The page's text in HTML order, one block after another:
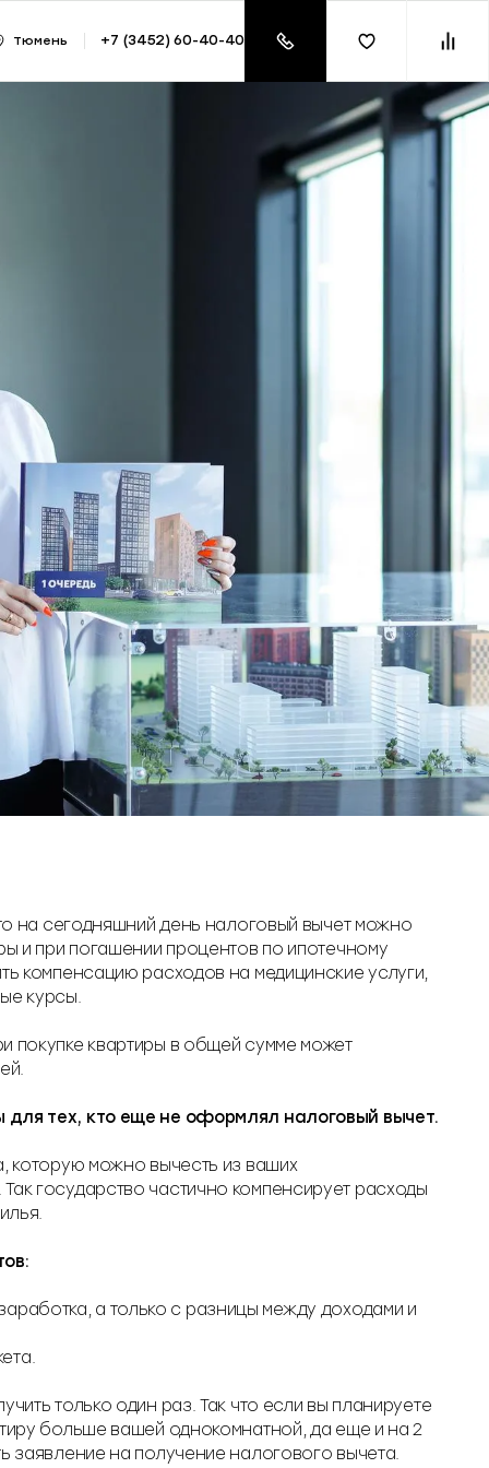
Тюмень +7 (3452) 60-40-40
процентов по ипотечному кредиту. Также можно
расходы граждан на приобретение жилья.
однокомнатной, да еще и на 2 доли, не
расходов на покупку жилья и с учетом
3 млн руб.
имущественного вычета не получится, потому что
стоимость квартиры.
пока не будет исчерпан весь лимит.
уведомления налоговой инспекции. При такой
договора. Подать декларацию можно в любое
До тех пор, пока вся сумма НДФЛ не будет возвращена.
на сегодняшний день налоговый вычет можно
и при погашении процентов по ипотечному
компенсацию расходов на медицинские услуги,
курсы.
покупке квартиры в общей сумме может
тех, кто еще не оформлял налоговый вычет.
которую можно вычесть из ваших
государство частично компенсирует расходы
а только с разницы между доходами и
только один раз. Так что если вы планируете
больше вашей однокомнатной, да еще и на 2
заявление на получение налогового вычета.